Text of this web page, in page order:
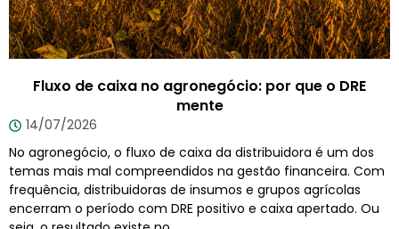
Fluxo de caixa no agronegócio: por que o DRE
mente
14/07/2026
No agronegócio, o fluxo de caixa da distribuidora é um dos
temas mais mal compreendidos na gestão financeira. Com
frequência, distribuidoras de insumos e grupos agrícolas
encerram o período com DRE positivo e caixa apertado. Ou